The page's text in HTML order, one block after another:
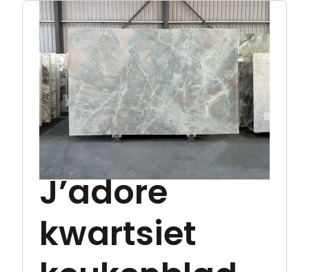
J’adore
kwartsiet